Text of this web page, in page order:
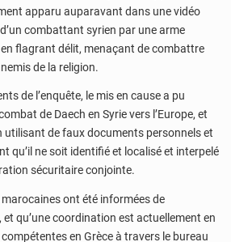
apparu auparavant dans une vidéo
combattant syrien par une arme
flagrant délit, menaçant de combattre
de la religion.
de l’enquête, le mis en cause a pu
de Daech en Syrie vers l’Europe, et
utilisant de faux documents personnels et
qu’il ne soit identifié et localisé et interpelé
sécuritaire conjointe.
ont été informées de
et qu’une coordination est actuellement en
en Grèce à travers le bureau